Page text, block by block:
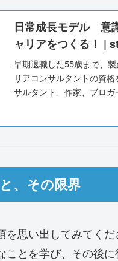
日常成長モデル 意
ャリアをつくる！ |
早期退職した55歳まで、
リアコンサルタントの資
サルタント、作家、ブロ
、その限界
思い出してみてく
ことを学び、その後